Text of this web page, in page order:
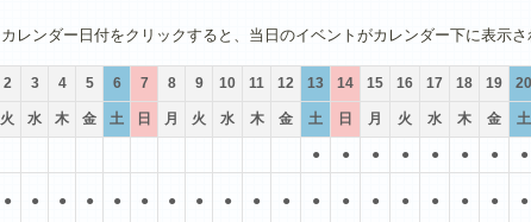
カレンダー日付をクリックすると、当日のイベントがカレンダー下に表示さ
2 3 4 5 6 7 8 9 10 11 12 13 14 15 16 17 18 19 20
火 水 木 金 土 日 月 火 水 木 金 土 日 月 火 水 木 金 土
● ● ● ● ● ● ● ●
● ● ● ● ● ● ● ● ● ● ● ● ● ● ● ● ● ● ●